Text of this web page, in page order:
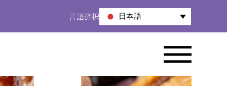
言語選択 日本語